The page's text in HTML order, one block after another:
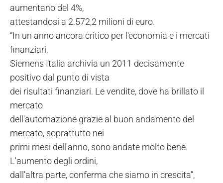
aumentano del 4%,
attestandosi a 2.572,2 milioni di euro.
“In un anno ancora critico per l'economia e i mercati
finanziari,
Siemens Italia archivia un 2011 decisamente
positivo dal punto di vista
dei risultati finanziari. Le vendite, dove ha brillato il
mercato
dell'automazione grazie al buon andamento del
mercato, soprattutto nei
primi mesi dell'anno, sono andate molto bene.
L'aumento degli ordini,
dall'altra parte, conferma che siamo in crescita”,